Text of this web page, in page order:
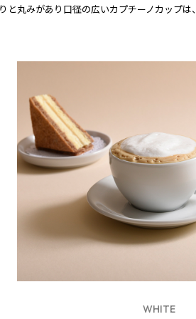
と丸みがあり口径の広いカプチーノカップ
WHITE